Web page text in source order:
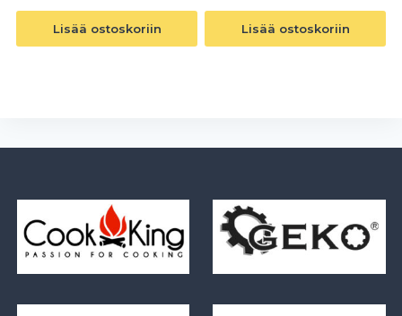
Lisää ostoskoriin Lisää ostoskoriin